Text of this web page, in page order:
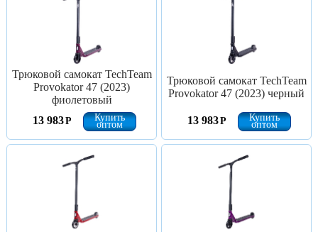
Трюковой самокат TechTeam
Provokator 47 (2023)
фиолетовый
13 983Р Купить
оптом
Трюковой самокат TechTeam
Provokator 47 (2023) черный
13 983Р Купить
оптом